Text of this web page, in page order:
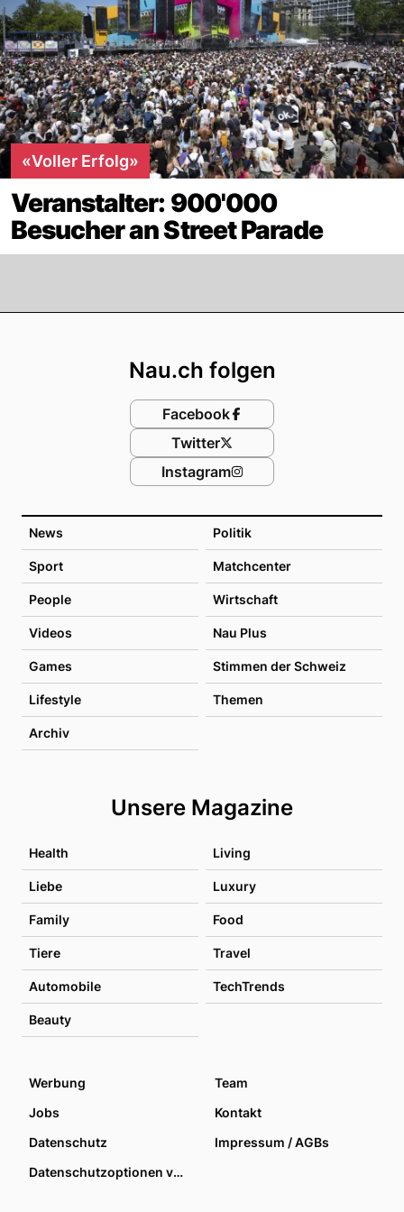
«Voller Erfolg»
Veranstalter: 900'000
Besucher an Street Parade
News Politik
Sport Matchcenter
People Wirtschaft
Videos Nau Plus
Games Stimmen der Schweiz
Lifestyle Themen
Archiv
Unsere Magazine
Health Living
Liebe Luxury
Family Food
Tiere Travel
Automobile TechTrends
Beauty
Nau.ch folgen
Facebook
Twitter
Instagram
Werbung
Team
Jobs
Kontakt
Datenschutz
Impressum / AGBs
Datenschutzoptionen verwalten